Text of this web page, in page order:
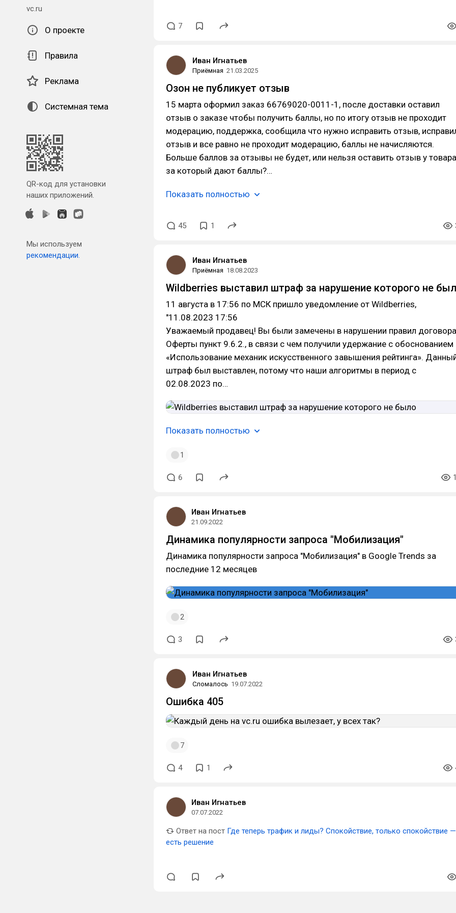
vc.ru
О проекте
Правила
Реклама
Системная тема
QR-код для установки
наших приложений.
Мы используем
рекомендации.
7
Иван Игнатьев
Приёмная 21.03.2025
Озон не публикует отзыв
15 марта оформил заказ 66769020-0011-1, после доставки оставил
отзыв о заказе чтобы получить баллы, но по итогу отзыв не проходит
модерацию, поддержка, сообщила что нужно исправить отзыв,
отзыв и все равно не проходит модерацию, баллы не начисляются.
Больше баллов за отзывы не будет, или нельзя оставить отзыв у товара
за который дают баллы?…
Показать полностью
45 1
Иван Игнатьев
Приёмная 18.08.2023
Wildberries выставил штраф за нарушение которого не
11 августа в 17:56 по МСК пришло уведомление от Wildberries,
"11.08.2023 17:56
Уважаемый продавец! Вы были замечены в нарушении правил договора
Оферты пункт 9.6.2., в связи с чем получили удержание с обоснованием
«Использование механик искусственного завышения рейтинга».
штраф был выставлен, потому что наши алгоритмы в период с
02.08.2023 по…
Показать полностью
1
6
Иван Игнатьев
21.09.2022
Динамика популярности запроса "Мобилизация"
Динамика популярности запроса "Мобилизация" в Google Trends за
последние 12 месяцев
2
3
Иван Игнатьев
Сломалось 19.07.2022
Ошибка 405
7
4 1
Иван Игнатьев
07.07.2022
Ответ на пост Где теперь трафик и лиды? Спокойствие, только спокойствие —
есть решение